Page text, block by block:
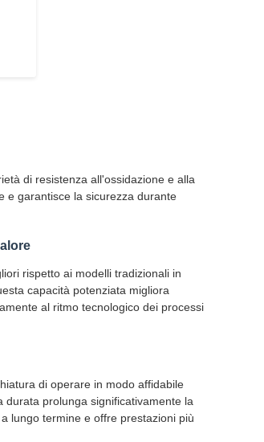
di resistenza all'ossidazione e alla
e garantisce la sicurezza durante
rispetto ai modelli tradizionali in
capacità potenziata migliora
al ritmo tecnologico dei processi
di operare in modo affidabile
prolunga significativamente la
lungo termine e offre prestazioni più